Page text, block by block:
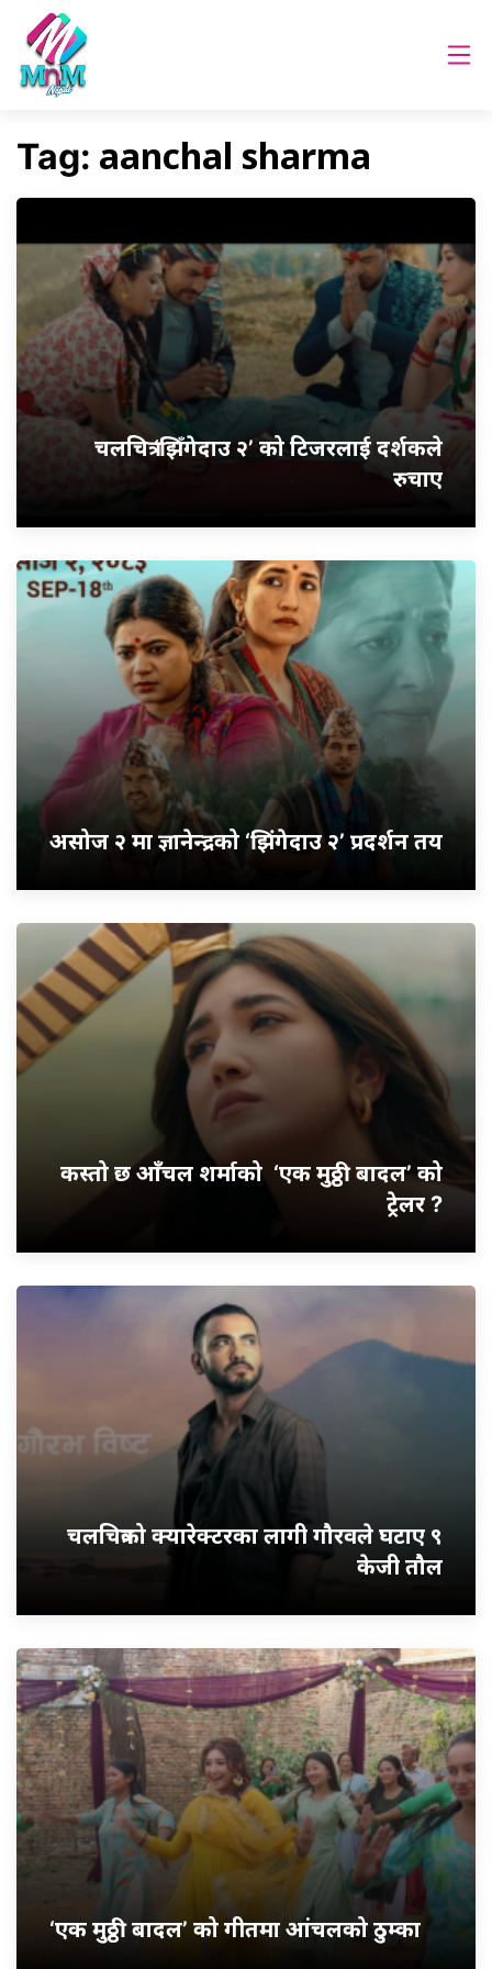
Tag: aanchal sharma
चलचित्र ‘झिँगेदाउ २’ को टिजरलाई दर्शकले
रुचाए
असोज २ मा ज्ञानेन्द्रको ‘झिंगेदाउ २’ प्रदर्शन तय
कस्तो छ आँचल शर्माको ‘एक मुठ्ठी बादल’ को
ट्रेलर ?
चलचित्रको क्यारेक्टरका लागी गौरवले घटाए ९
केजी तौल
‘एक मुठ्ठी बादल’ को गीतमा आंचलको ठुम्का